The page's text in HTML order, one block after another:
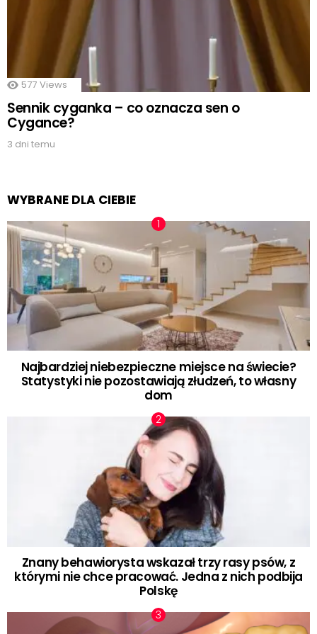
577 Views
Sennik cyganka – co oznacza sen o
Cygance?
3 dni temu
WYBRANE DLA CIEBIE
Najbardziej niebezpieczne miejsce na świecie?
Statystyki nie pozostawiają złudzeń, to własny
dom
Znany behawiorysta wskazał trzy rasy psów, z
którymi nie chce pracować. Jedna z nich podbija
Polskę